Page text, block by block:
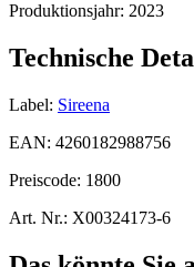
Produktionsjahr: 2023
Technische
Label: Sireena
EAN: 4260182988756
Preiscode: 1800
Art. Nr.: X00324173-6